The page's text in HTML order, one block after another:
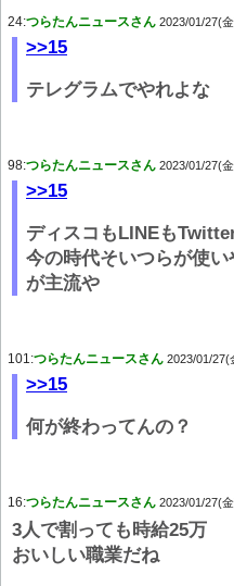
24:つらたんニュースさん 2023/01/27(
>>15
テレグラムでやれよな
98:つらたんニュースさん 2023/01/27(
>>15
ディスコもLINEも
今の時代そいつらが使
が主流や
101:つらたんニュースさん 2023/01/27(
>>15
何が終わってんの？
16:つらたんニュースさん 2023/01/27(
3人で割っても時給25万
おいしい職業だね